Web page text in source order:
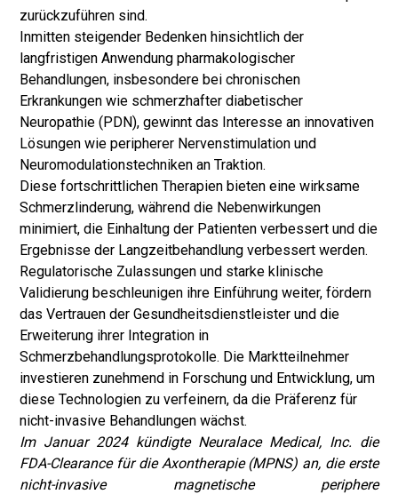
zurückzuführen sind.
Inmitten steigender Bedenken hinsichtlich der
langfristigen Anwendung pharmakologischer
Behandlungen, insbesondere bei chronischen
Erkrankungen wie schmerzhafter diabetischer
Neuropathie (PDN), gewinnt das Interesse an innovativen
Lösungen wie peripherer Nervenstimulation und
Neuromodulationstechniken an Traktion.
Diese fortschrittlichen Therapien bieten eine wirksame
Schmerzlinderung, während die Nebenwirkungen
minimiert, die Einhaltung der Patienten verbessert und die
Ergebnisse der Langzeitbehandlung verbessert werden.
Regulatorische Zulassungen und starke klinische
Validierung beschleunigen ihre Einführung weiter, fördern
das Vertrauen der Gesundheitsdienstleister und die
Erweiterung ihrer Integration in
Schmerzbehandlungsprotokolle. Die Marktteilnehmer
investieren zunehmend in Forschung und Entwicklung, um
diese Technologien zu verfeinern, da die Präferenz für
nicht-invasive Behandlungen wächst.
Im Januar 2024 kündigte Neuralace Medical, Inc. die
FDA-Clearance für die Axontherapie (MPNS) an, die erste
nicht-invasive magnetische periphere